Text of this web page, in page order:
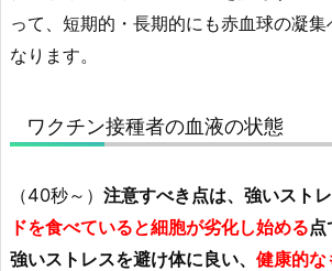
って、短期的・長期的にも赤血球の凝集
なります。
ワクチン接種者の血液の状態
（40秒～） 注意すべき点は、強いスト
ドを食べていると細胞が劣化し始める点
強いストレスを避け体に良い、 健康的な